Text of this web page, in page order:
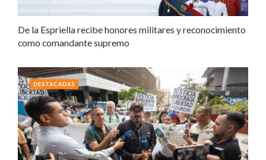
De la Espriella recibe honores militares y reconocimiento
como comandante supremo
DESTACADAS